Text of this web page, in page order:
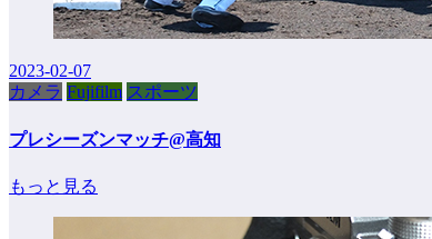
2023-02-07
カメラ Fujifilm スポーツ
プレシーズンマッチ@高知
もっと見る